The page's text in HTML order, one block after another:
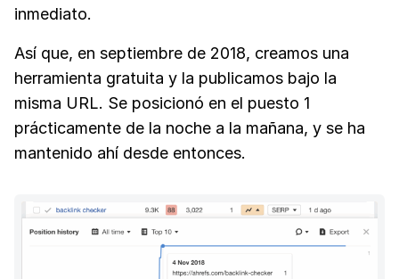
inmediato.
Así que, en septiembre de 2018, creamos una
herramienta gratuita y la publicamos bajo la
misma URL. Se posicionó en el puesto 1
prácticamente de la noche a la mañana, y se ha
mantenido ahí desde entonces.